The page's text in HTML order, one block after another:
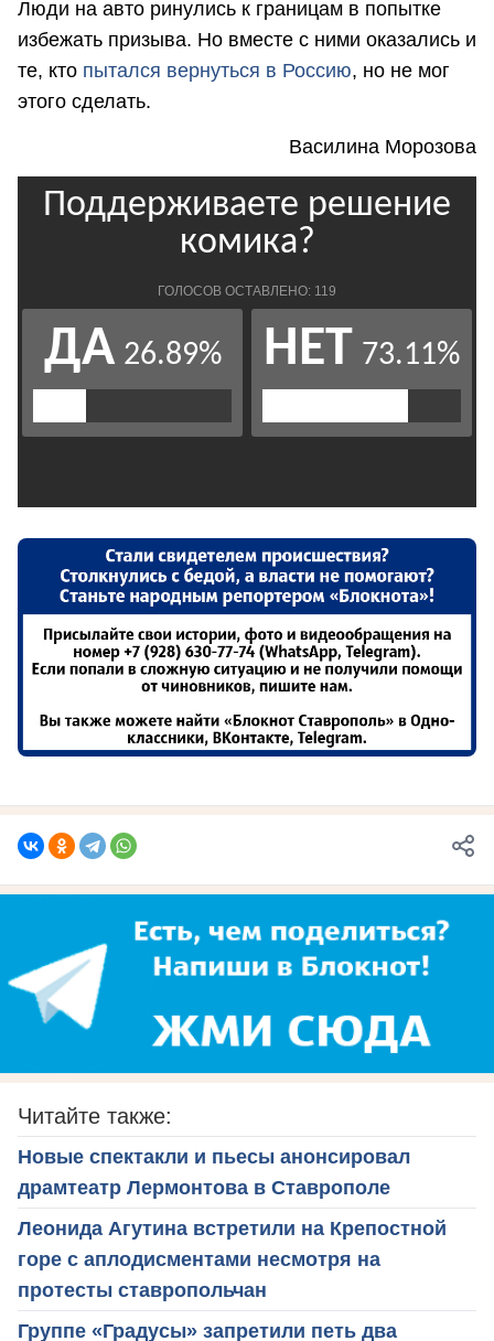
Люди на авто ринулись к границам в попытке
избежать призыва. Но вместе с ними оказались и
те, кто пытался вернуться в Россию, но не мог
этого сделать.
Василина Морозова
Читайте также:
Новые спектакли и пьесы анонсировал
драмтеатр Лермонтова в Ставрополе
Леонида Агутина встретили на Крепостной
горе с аплодисментами несмотря на
протесты ставропольчан
Группе «Градусы» запретили петь два